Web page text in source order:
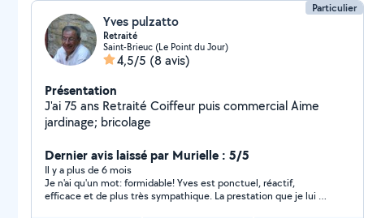
Particulier
Yves pulzatto
Retraité
Saint-Brieuc (Le Point du Jour)
4,5/5 (8 avis)
Présentation
J'ai 75 ans Retraité Coiffeur puis commercial Aime
jardinage; bricolage
Dernier avis laissé par Murielle : 5/5
Il y a plus de 6 mois
Je n'ai qu'un mot: formidable! Yves est ponctuel, réactif,
efficace et de plus très sympathique. La prestation que je lui ai